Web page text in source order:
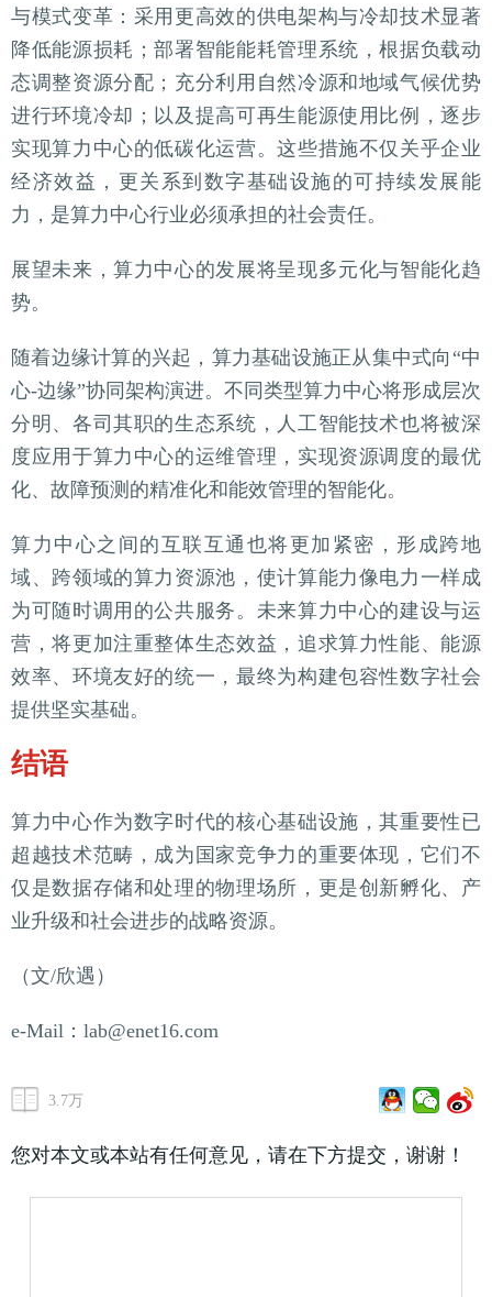
与模式变革：采用更高效的供电架构与冷却技术显著
降低能源损耗；部署智能能耗管理系统，根据负载动
态调整资源分配；充分利用自然冷源和地域气候优势
进行环境冷却；以及提高可再生能源使用比例，逐步
实现算力中心的低碳化运营。这些措施不仅关乎企业
经济效益，更关系到数字基础设施的可持续发展能
力，是算力中心行业必须承担的社会责任。
展望未来，算力中心的发展将呈现多元化与智能化趋
势。
随着边缘计算的兴起，算力基础设施正从集中式向“中
心-边缘”协同架构演进。不同类型算力中心将形成层次
分明、各司其职的生态系统，人工智能技术也将被深
度应用于算力中心的运维管理，实现资源调度的最优
化、故障预测的精准化和能效管理的智能化。
算力中心之间的互联互通也将更加紧密，形成跨地
域、跨领域的算力资源池，使计算能力像电力一样成
为可随时调用的公共服务。未来算力中心的建设与运
营，将更加注重整体生态效益，追求算力性能、能源
效率、环境友好的统一，最终为构建包容性数字社会
提供坚实基础。
结语
算力中心作为数字时代的核心基础设施，其重要性已
超越技术范畴，成为国家竞争力的重要体现，它们不
仅是数据存储和处理的物理场所，更是创新孵化、产
业升级和社会进步的战略资源。
（文/欣遇）
e-Mail：lab@enet16.com
3.7万
您对本文或本站有任何意见，请在下方提交，谢谢！